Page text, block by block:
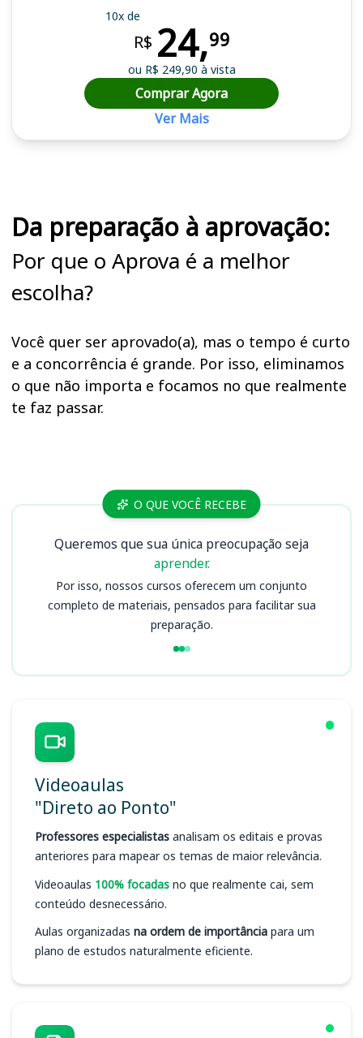
10x de
R$ 24,99
ou R$ 249,90 à vista
Comprar Agora
Ver Mais
Da preparação à aprovação:
Por que o Aprova é a melhor
escolha?
Você quer ser aprovado(a), mas o tempo é curto
e a concorrência é grande. Por isso, eliminamos
o que não importa e focamos no que realmente
te faz passar.
Cursos O QUE VOCÊ RECEBE
Queremos que sua única preocupação seja
aprender.
Por isso, nossos cursos oferecem um conjunto
completo de materiais, pensados para facilitar sua
preparação.
Videoaulas
"Direto ao Ponto"
Professores especialistas analisam os editais e provas
anteriores para mapear os temas de maior relevância.
Videoaulas 100% focadas no que realmente cai, sem
conteúdo desnecessário.
Aulas organizadas na ordem de importância para um
plano de estudos naturalmente eficiente.